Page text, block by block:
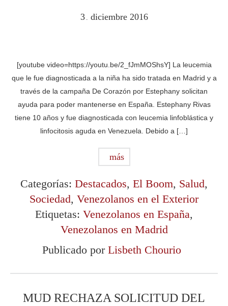
3 . diciembre 2016
[youtube video=https://youtu.be/2_fJmMOShsY] La leucemia
que le fue diagnosticada a la niña ha sido tratada en Madrid y a
través de la campaña De Corazón por Estephany solicitan
ayuda para poder mantenerse en España. Estephany Rivas
tiene 10 años y fue diagnosticada con leucemia linfoblástica y
linfocitosis aguda en Venezuela. Debido a […]
más
Categorías: Destacados, El Boom, Salud,
Sociedad, Venezolanos en el Exterior
Etiquetas: Venezolanos en España,
Venezolanos en Madrid
Publicado por Lisbeth Chourio
MUD RECHAZA SOLICITUD DEL